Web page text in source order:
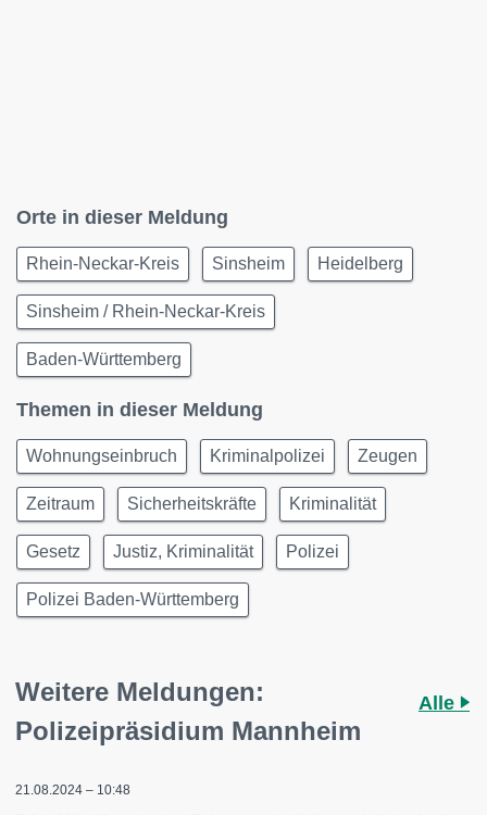
Orte in dieser Meldung
Rhein-Neckar-Kreis Sinsheim Heidelberg
Sinsheim / Rhein-Neckar-Kreis
Baden-Württemberg
Themen in dieser Meldung
Wohnungseinbruch Kriminalpolizei Zeugen
Zeitraum Sicherheitskräfte Kriminalität
Gesetz Justiz, Kriminalität Polizei
Polizei Baden-Württemberg
Weitere Meldungen:
Polizeipräsidium Mannheim
Alle
21.08.2024 – 10:48